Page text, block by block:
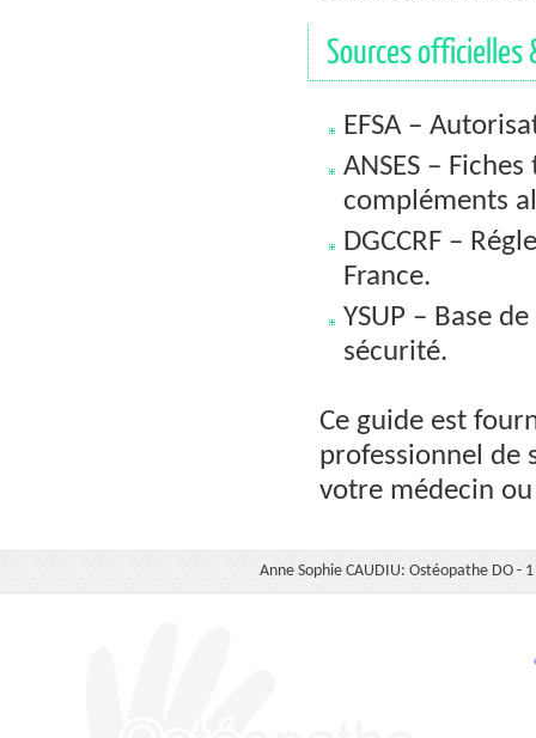
Sources officielles
EFSA –
ANSES –
compléments
DGCCRF –
France.
YSUP – Base
sécurité.
Ce guide est
professionnel de
votre médecin
Anne Sophie CAUDIU: Ostéopathe DO -